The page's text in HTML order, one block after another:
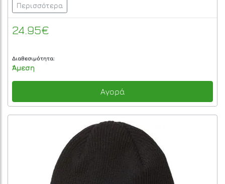
Περισσότερα
24.95€
Διαθεσιμότητα:
Άμεση
Αγορά